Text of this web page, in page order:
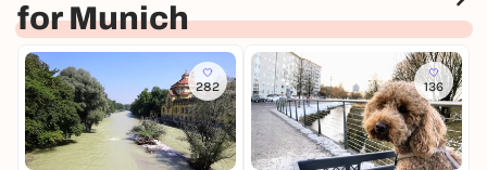
for Munich
282 136